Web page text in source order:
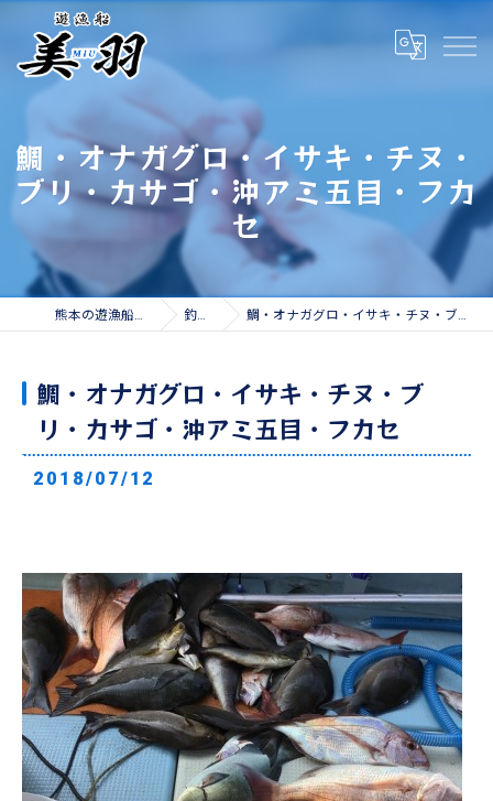
鯛・オナガグロ・イサキ・チヌ・
ブリ・カサゴ・沖アミ五目・フカ
セ
熊本の遊漁船なら遊漁船 美羽 釣果情報 鯛・オナガグロ・イサキ・チヌ・ブリ・カサゴ・沖アミ五目・フカセ
鯛・オナガグロ・イサキ・チヌ・ブ
リ・カサゴ・沖アミ五目・フカセ
2018/07/12